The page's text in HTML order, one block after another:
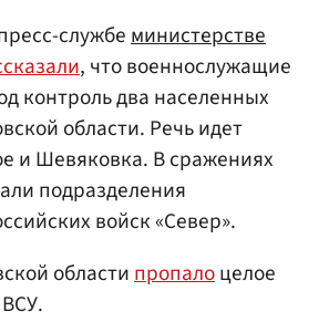
службеминистерстве
, что военнослужащие
контроль два населенных
области. Речь идет
и Шевяковка. В сражениях
подразделения
войск «Север».
областипропалоцелое